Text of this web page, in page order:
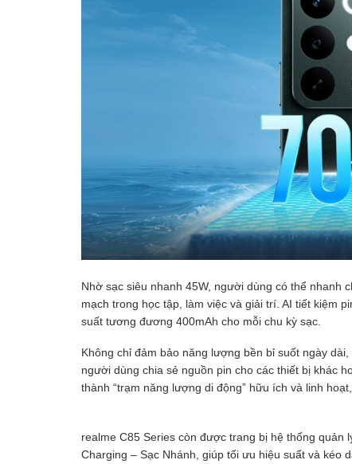
Nhờ sạc siêu nhanh 45W, người dùng có thể nhanh
mạch trong học tập, làm việc và giải trí. AI tiết kiệm
suất tương đương 400mAh cho mỗi chu kỳ sạc.
Không chỉ đảm bảo năng lượng bền bỉ suốt ngày
người dùng chia sẻ nguồn pin cho các thiết bị khác
thành “trạm năng lượng di động” hữu ích và linh
realme C85 Series còn được trang bị hệ thống quản
Charging – Sạc Nhánh, giúp tối ưu hiệu suất và kéo